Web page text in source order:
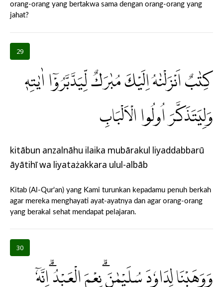
orang-orang yang bertakwa sama dengan orang-orang yang
jahat?
29
كِتٰبٌ اَنْزَلْنٰهُ اِلَيْكَ مُبٰرَكٌ لِّيَدَّبَّرُوْٓا اٰيٰتِهٖ
وَلِيَتَذَكَّرَ اُولُوا الْاَلْبَابِ
kitābun anzalnāhu ilaika mubārakul liyaddabbarū
āyātihī wa liyatażakkara ulul-albāb
Kitab (Al-Qur'an) yang Kami turunkan kepadamu penuh berkah
agar mereka menghayati ayat-ayatnya dan agar orang-orang
yang berakal sehat mendapat pelajaran.
30
وَوَهَبْنَا لِدَاوٗدَ سُلَيْمٰنَۗ نِعْمَ الْعَبْدُ ۗاِنَّهٗٓ